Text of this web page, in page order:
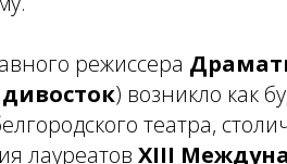
режиссера
) возникло как
театра,
лауреатов XIII